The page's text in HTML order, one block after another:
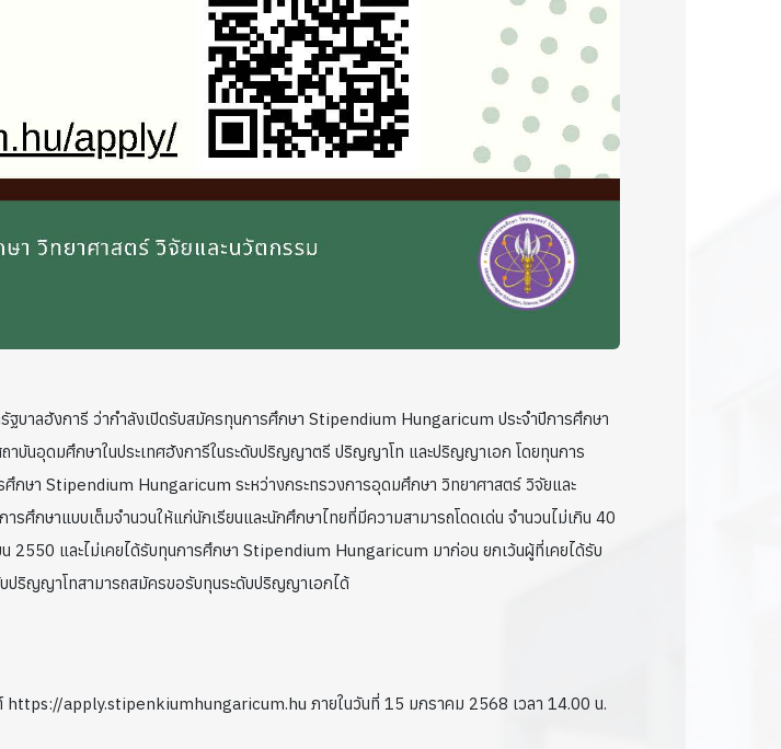
บาลฮังการี ว่ากำลังเปิดรับสมัครทุนการศึกษา Stipendium Hungaricum ประจำปีการศึกษา
บันอุดมศึกษาในประเทศฮังการีในระดับปริญญาตรี ปริญญาโท และปริญญาเอก โดยทุนการ
กษา Stipendium Hungaricum ระหว่างกระทรวงการอุดมศึกษา วิทยาศาสตร์ วิจัยและ
ศึกษาแบบเต็มจำนวนให้แก่นักเรียนและนักศึกษาไทยที่มีความสามารถโดดเด่น จำนวนไม่เกิน 40
และไม่เคยได้รับทุนการศึกษา Stipendium Hungaricum มาก่อน ยกเว้นผู้ที่เคยได้รับ
ปริญญาโทสามารถสมัครขอรับทุนระดับปริญญาเอกได้
https://apply.stipenkiumhungaricum.hu ภายในวันที่ 15 มกราคม 2568 เวลา 14.00 น.